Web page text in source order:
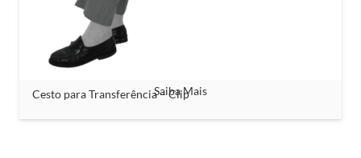
Cesto para Transferência – Clip
Saiba Mais